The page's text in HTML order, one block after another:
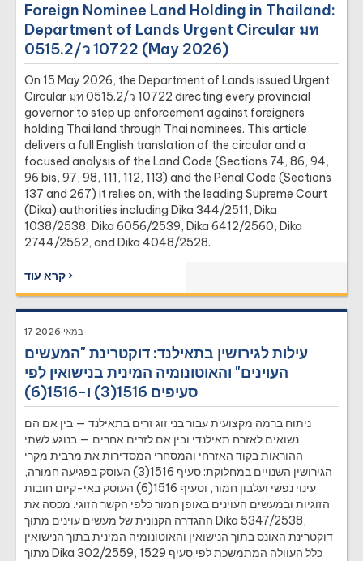
ומקומיים.
› מס הכנסה של חברות
› מס הכנסה אישי
› תכנון מס
› בדיקת נאותות במפעל
› מס ערך מוסף
› ניכוי מס במקור
Foreign Nominee Land Holding in Thailand:
Department of Lands Urgent Circular มท
0515.2/ว 10722 (May 2026)
On 15 May 2026, the Department of Lands issued Urgent
Circular มท 0515.2/ว 10722 directing every provincial
governor to step up enforcement against foreigners
holding Thai land through Thai nominees. This article
delivers a full English translation of the circular and a
focused analysis of the Land Code (Sections 74, 86, 94,
96 bis, 97, 98, 111, 112, 113) and the Penal Code (Sections
137 and 267) it relies on, with the leading Supreme Court
(Dika) authorities including Dika 344/2511, Dika
1038/2538, Dika 6056/2539, Dika 6412/2560, Dika
2744/2562, and Dika 4048/2528.
קרא עוד ›
17 במאי 2026
עילות לגירושין בתאילנד: דוקטרינת "המעשים
העוינים" והאוטונומיה המינית בנישואין לפי
סעיפים 1516(3) ו-1516(6)
ניתוח ברמה מקצועית עבור בני זוג זרים בתאילנד — בין אם הם
נשואים לאזרח תאילנדי ובין אם לזרים אחרים — בנוגע לשתי
ההוראות בקוד האזרחי והמסחרי המסדירות את מרבית מקרי
הגירושין השנויים במחלוקת: סעיף 1516(3) העוסק בפגיעה חמורה,
עינוי נפשי ועלבון חמור, וסעיף 1516(6) העוסק באי-קיום חובות
הזוגיות ובמעשים העוינים באופן חמור כלפי הקשר הזוגי. מכסה את
ההגדרה הקנונית של מעשים עוינים מתוך Dika 5347/2538,
דוקטרינת האונס בתוך הנישואין והאוטונומיה המינית בתוך הנישואין
מתוך Dika 302/2559, כלל העוולה המתמשכת לפי סעיף 1529